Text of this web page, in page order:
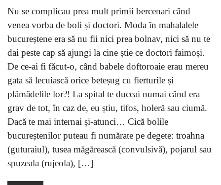
Nu se complicau prea mult primii bercenari când
venea vorba de boli și doctori. Moda în mahalalele
bucureștene era să nu fii nici prea bolnav, nici să nu te
dai peste cap să ajungi la cine știe ce doctori faimoși.
De ce-ai fi făcut-o, când babele doftoroaie erau mereu
gata să lecuiască orice beteșug cu fierturile și
plămădelile lor?! La spital te duceai numai când era
grav de tot, în caz de, eu știu, tifos, holeră sau ciumă.
Dacă te mai internai și-atunci… Cică bolile
bucureștenilor puteau fi numărate pe degete: troahna
(guturaiul), tusea măgărească (convulsivă), pojarul sau
spuzeala (rujeola), […]